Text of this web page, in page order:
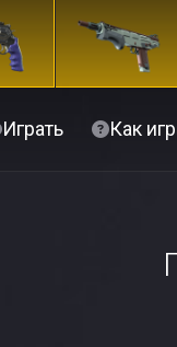
Играть Как